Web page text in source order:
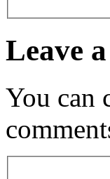
Leave
You can